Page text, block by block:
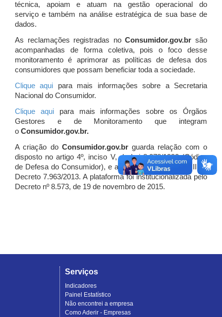
técnica, apoiam e atuam na gestão operacional do
serviço e também na análise estratégica de sua base de
dados.
As reclamações registradas noConsumidor.gov.br são
acompanhadas de forma coletiva, pois o foco desse
monitoramento é aprimorar as políticas de defesa dos
consumidores que possam beneficiar toda a sociedade.
Clique aqui para mais informações sobre a Secretaria
Nacional do Consumidor.
Clique aquipara mais informações sobre os Órgãos
Gestores e de Monitoramento que integram
o Consumidor.gov.br.
A criação do Consumidor.gov.brguarda relação com o
disposto no artigo 4º, inciso V, da Lei 8.078/1990 (Código
de Defesa do Consumidor), e artigo 7º, incisos I, II e III do
Decreto 7.963/2013. A plataforma foi institucionalizada pelo
Decreto nº 8.573, de 19 de novembro de 2015.
Serviços
Indicadores
Painel Estatístico
Não encontrei a empresa
Como Aderir - Empresas